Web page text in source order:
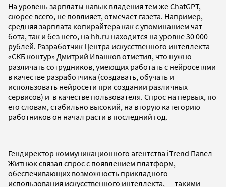
На уровень зарплаты навык владения тем же ChatGPT,
скорее всего, не повлияет, отмечает газета. Например,
средняя зарплата копирайтера как с упоминанием чат-
бота, так и без него, на hh.ru находится на уровне 30 000
рублей. Разработчик Центра искусственного интеллекта
«СКБ контур» Дмитрий Иванков отметил, что нужно
различать сотрудников, умеющих работать с нейросетями
в качестве разработчика (создавать, обучать и
использовать нейросети при создании различных
сервисов) и в качестве пользователя. Спрос на первых, по
его словам, стабильно высокий, на вторую категорию
работников он начал расти в последний год.
Гендиректор коммуникационного агентства iTrend Павел
Житнюк связал спрос с появлением платформ,
обеспечивающих возможность прикладного
использования искусственного интеллекта, — такими